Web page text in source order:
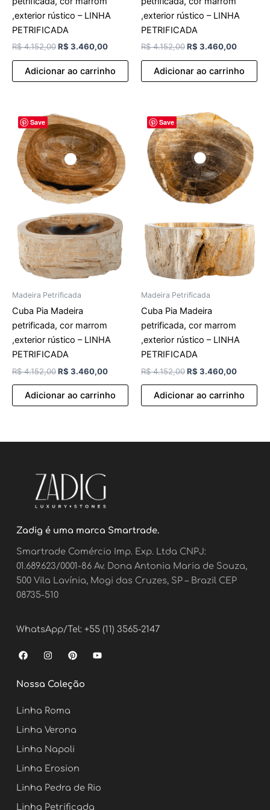
,exterior rústico – LINHA
PETRIFICADA
R$4.152,00R$ 3.460,00
Adicionar ao carrinho
,exterior rústico – LINHA
PETRIFICADA
R$4.152,00R$ 3.460,00
Adicionar ao carrinho
Save
Madeira Petrificada
Cuba Pia Madeira
petrificada, cor marrom
,exterior rústico – LINHA
PETRIFICADA
R$4.152,00
O
preço
original
era:
R$ 4.152,00.
R$ 3.460,00
atual
é:
R$ 3.460,00.
Adicionar ao carrinho
Save
Madeira Petrificada
Cuba Pia Madeira
petrificada, cor marrom
,exterior rústico – LINHA
PETRIFICADA
R$4.152,00
O
preço
original
era:
R$ 4.152,00.
R$ 3.460,00
atual
é:
R$
Adicionar ao carrinho
Zadig é uma marca Smartrade.
Smartrade Comércio Imp. Exp. Ltda CNPJ:
01.689.623/0001-86 Av. Dona Antonia Maria de Souza,
500 Vila Lavínia, Mogi das Cruzes, SP – Brazil CEP
08735-510
WhatsApp/Tel: +55 (11) 3565-2147
F
a
e
b
o
k
I
n
t
a
r
a
m
P
i
t
e
Y
o
Nossa Coleção
Linha Roma
Linha Verona
Linha Napoli
Linha Erosion
Linha Pedra de Rio
Linha Petrificada